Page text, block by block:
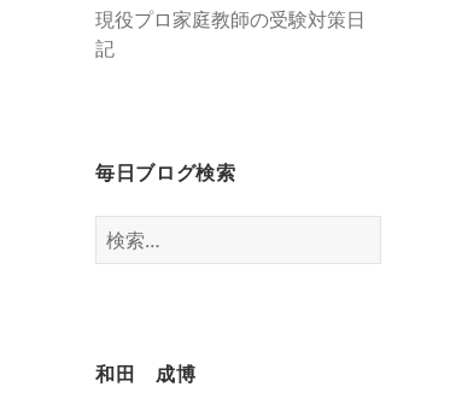
現役プロ家庭教師の受験対策日
記
毎日ブログ検索
検
索:
和田 成博